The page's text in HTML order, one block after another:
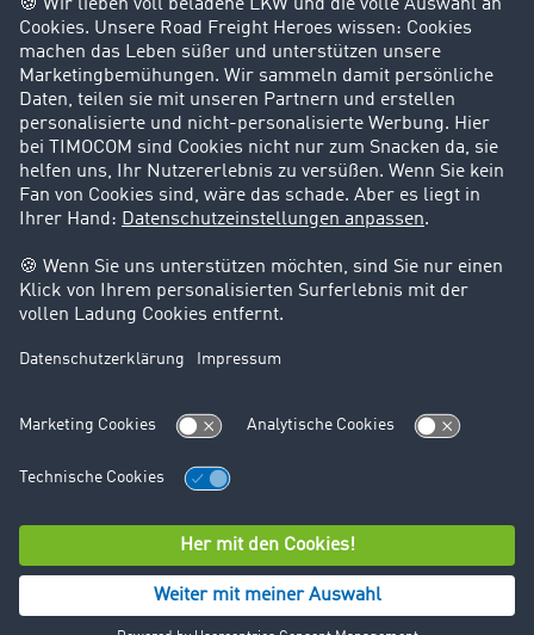
Success Stories
Karriere
Support
Kontakt
Rechtliches
Impressum
AGB
© TIMOCOM GmbH 2026. Alle Rechte vorbehalten